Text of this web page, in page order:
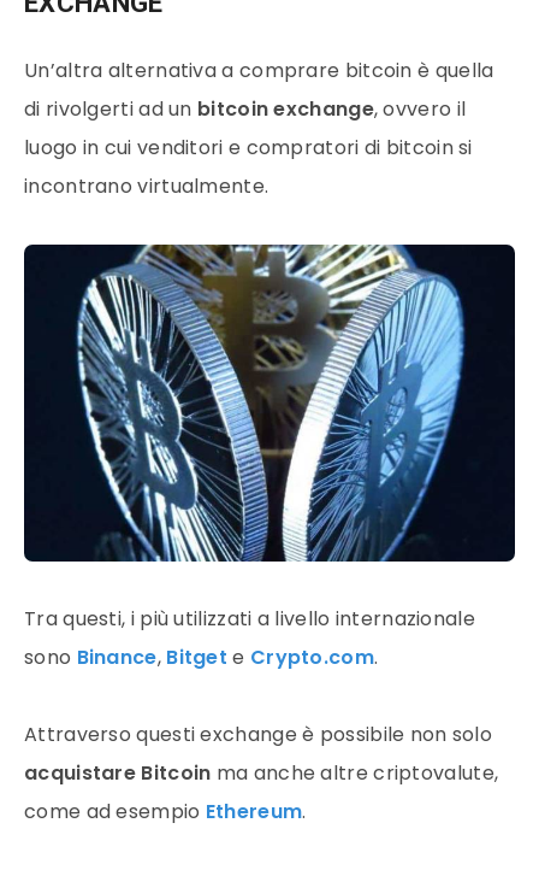
Un’altra alternativa a comprare bitcoin è quella
di rivolgerti ad un bitcoinexchange, ovvero il
luogo in cui venditori e compratori di bitcoinsi
incontrano virtualmente.
Tra questi, i più utilizzati a livello internazionale
sono Binance, Bitget e Crypto.com.
Attraverso questi exchange è possibile non solo
acquistare Bitcoin ma anche altrecriptovalute,
come ad esempio Ethereum.